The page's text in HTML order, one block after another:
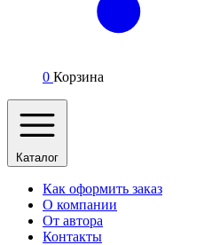
0 Корзина
Каталог
Как оформить заказ
О компании
От автора
Контакты